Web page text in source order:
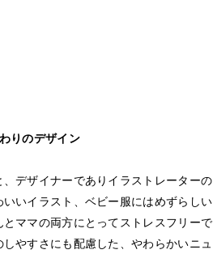
りのデザイン
デザイナーでありイラストレーターの
いイラスト、ベビー服にはめずらしい
ママの両方にとってストレスフリーで
やすさにも配慮した、やわらかいニュ